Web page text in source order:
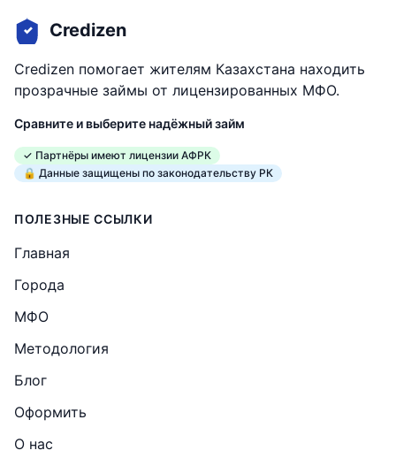
Credizen
Credizen помогает жителям Казахстана находить
прозрачные займы от лицензированных МФО.
Сравните и выберите надёжный займ
✓ Партнёры имеют лицензии АФРК
🔒 Данные защищены по законодательству РК
ПОЛЕЗНЫЕ ССЫЛКИ
Главная
Города
МФО
Методология
Блог
Оформить
О нас